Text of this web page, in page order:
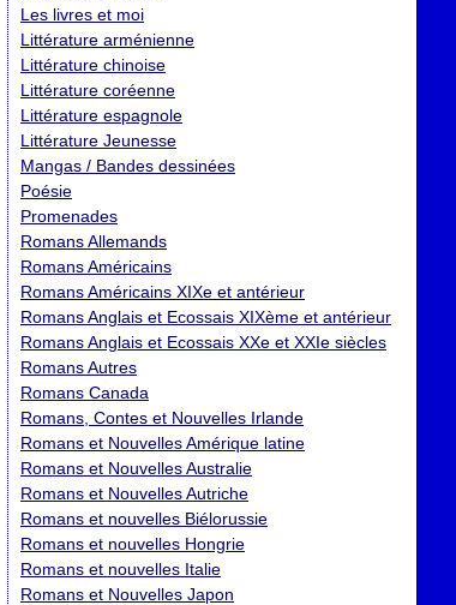
Les livres et moi
Littérature arménienne
Littérature chinoise
Littérature coréenne
Littérature espagnole
Littérature Jeunesse
Mangas / Bandes dessinées
Poésie
Promenades
Romans Allemands
Romans Américains
Romans Américains XIXe et antérieur
Romans Anglais et Ecossais XIXème et antérieur
Romans Anglais et Ecossais XXe et XXIe siècles
Romans Autres
Romans Canada
Romans, Contes et Nouvelles Irlande
Romans et Nouvelles Amérique latine
Romans et Nouvelles Australie
Romans et Nouvelles Autriche
Romans et nouvelles Biélorussie
Romans et nouvelles Hongrie
Romans et nouvelles Italie
Romans et Nouvelles Japon